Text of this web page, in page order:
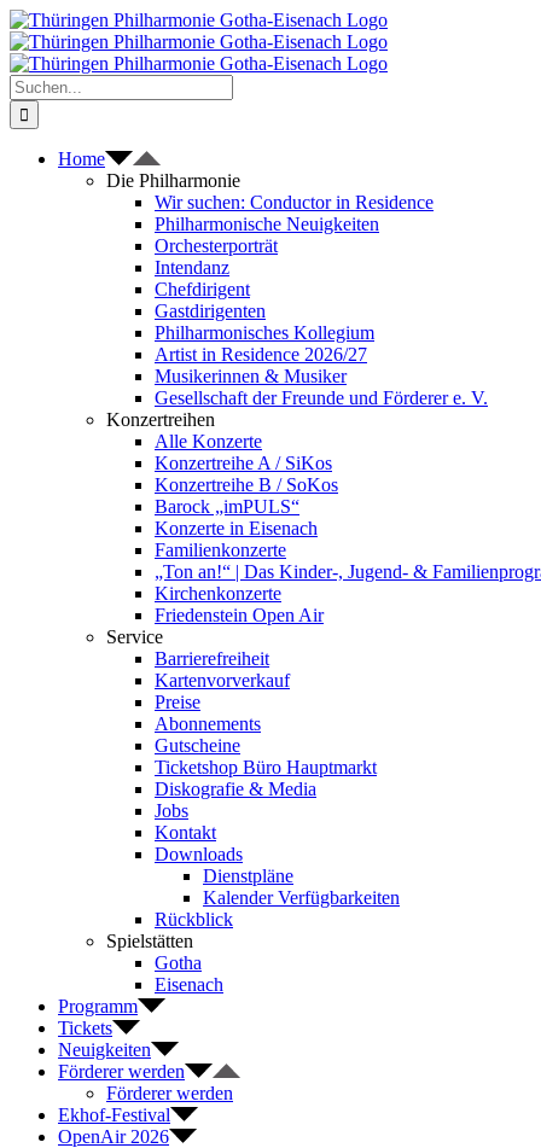
Zum
Inhalt
springen
Suche
nach:
Home
Die Philharmonie
Wir suchen: Conductor in Residence
Philharmonische Neuigkeiten
Orchesterporträt
Intendanz
Chefdirigent
Gastdirigenten
Philharmonisches Kollegium
Artist in Residence 2026/27
Musikerinnen & Musiker
Gesellschaft der Freunde und Förderer e. V.
Konzertreihen
Alle Konzerte
Konzertreihe A / SiKos
Konzertreihe B / SoKos
Barock „imPULS“
Konzerte in Eisenach
Familienkonzerte
„Ton an!“ | Das Kinder-, Jugend- &
Kirchenkonzerte
Friedenstein Open Air
Service
Barrierefreiheit
Kartenvorverkauf
Preise
Abonnements
Gutscheine
Ticketshop Büro Hauptmarkt
Diskografie & Media
Jobs
Kontakt
Downloads
Dienstpläne
Kalender Verfügbarkeiten
Rückblick
Spielstätten
Gotha
Eisenach
Programm
Tickets
Neuigkeiten
Förderer werden
Förderer werden
Ekhof-Festival
OpenAir 2026